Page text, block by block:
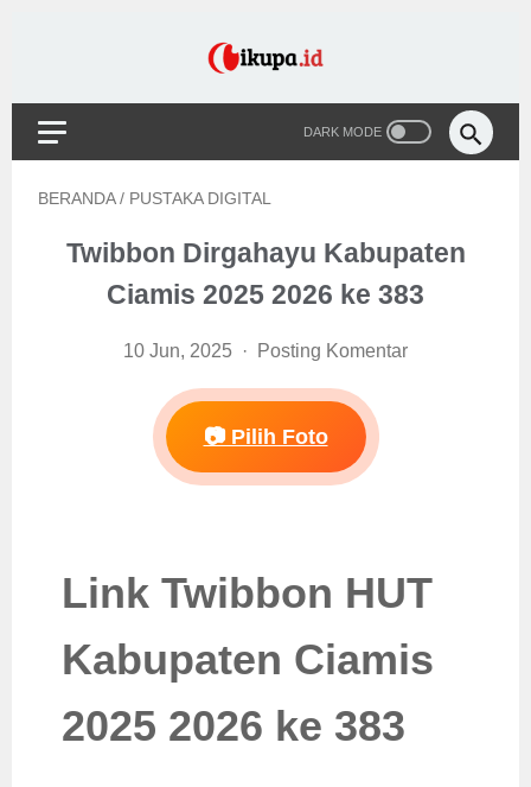
BERANDA / PUSTAKA DIGITAL
Twibbon Dirgahayu Kabupaten
Ciamis 2025 2026 ke 383
10 Jun, 2025 Posting Komentar
📷 Pilih Foto
Link Twibbon HUT
Kabupaten Ciamis
2025 2026 ke 383